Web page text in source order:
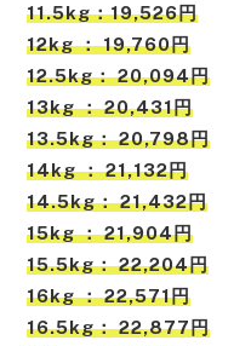
11.5kg：19,526円
12kg ： 19,760円
12.5kg： 20,094円
13kg ： 20,431円
13.5kg： 20,798円
14kg ： 21,132円
14.5kg： 21,432円
15kg ： 21,904円
15.5kg： 22,204円
16kg ： 22,571円
16.5kg： 22,877円